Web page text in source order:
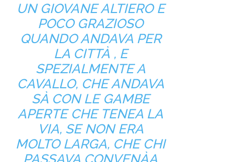
UN GIOVANE ALTIERO E
POCO GRAZIOSO
QUANDO ANDAVA PER
LA CITTÀ , E
SPEZIALMENTE A
CAVALLO, CHE ANDAVA
SÀ­ CON LE GAMBE
APERTE CHE TENEA LA
VIA, SE NON ERA
MOLTO LARGA, CHE CHI
PASSAVA CONVENÀ­A